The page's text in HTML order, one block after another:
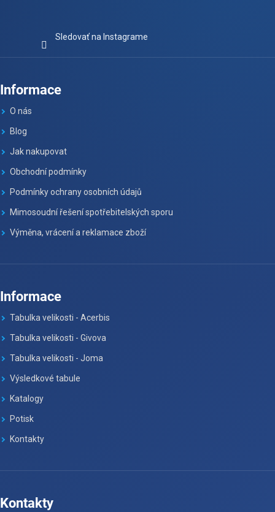
Sledovať na Instagrame
Informace
O nás
Blog
Jak nakupovat
Obchodní podmínky
Podmínky ochrany osobních údajů
Mimosoudní řešení spotřebitelských sporu
Výměna, vrácení a reklamace zboží
Informace
Tabulka velikosti - Acerbis
Tabulka velikosti - Givova
Tabulka velikosti - Joma
Výsledkové tabule
Katalogy
Potisk
Kontakty
Kontakty